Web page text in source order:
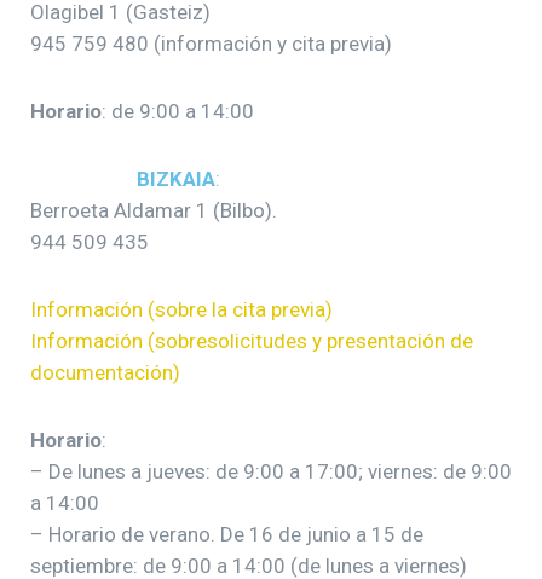
Olagibel 1 (Gasteiz)
945 759 480 (información y cita previa)
Horario: de 9:00 a 14:00
BIZKAIA:
Berroeta Aldamar 1 (Bilbo).
944 509 435
Información (sobre la cita previa)
Información (sobresolicitudes y presentación de
documentación)
Horario:
– De lunes a jueves: de 9:00 a 17:00; viernes: de 9:00
a 14:00
– Horario de verano. De 16 de junio a 15 de
septiembre: de 9:00 a 14:00 (de lunes a viernes)